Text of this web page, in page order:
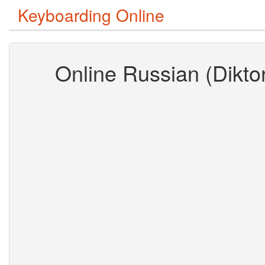
Keyboarding Online
Online Russian